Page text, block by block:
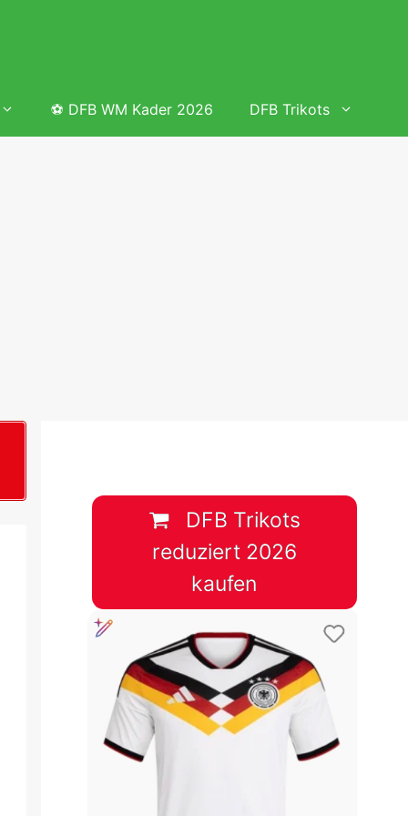
&
&
Tabelle
Tabelle
⚽ DFB WM Kader 2026 DFB Trikots
DFB Trikots
reduziert 2026
kaufen